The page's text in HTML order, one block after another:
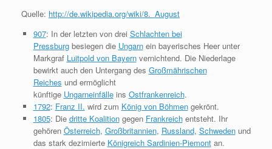
Quelle: http://de.wikipedia.org/wiki/8._August
907: In der letzten von drei Schlachten bei
Pressburgbesiegen die Ungarnein bayerisches Heer unter
Markgraf Luitpold von Bayernvernichtend. Die Niederlage
bewirkt auch den Untergang des Großmährischen
Reiches und ermöglicht
künftige Ungarneinfälleins Ostfrankenreich.
1792: Franz II. wird zum König von Böhmengekrönt.
1805: Die dritte Koalitiongegen Frankreichentsteht. Ihr
gehören Österreich, Großbritannien, Russland, Schwedenund
das stark dezimierte Königreich Sardinien-Piemontan.